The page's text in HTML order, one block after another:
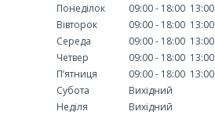
Понеділок 09:00 18:00 13:00
Вівторок
09:00 18:00 13:00
Середа
09:00 18:00 13:00
Четвер
09:00 18:00 13:00
Пʼятниця
09:00 18:00 13:00
Субота
Вихідний
Неділя
Вихідний